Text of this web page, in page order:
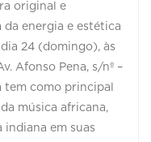
original e
energia e estética
24 (domingo), às
Afonso Pena, s/nº –
tem como principal
música africana,
indiana em suas